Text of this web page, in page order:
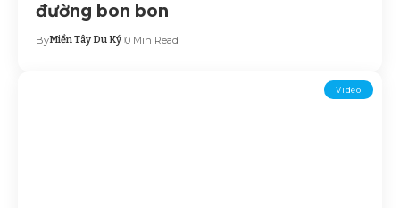
đường bon bon
ByMiền Tây Du Ký 0 Min Read
Video